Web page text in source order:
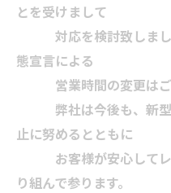
とを受けまして
対応を検討致しまし
態宣言による
営業時間の変更はご
弊社は今後も、新型
止に努めるとともに
お客様が安心してレ
り組んで参ります。